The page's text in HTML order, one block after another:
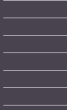
menu